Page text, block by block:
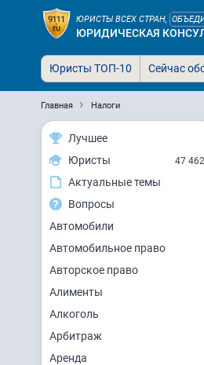
ЮРИСТЫ ВСЕХ СТРАН,
ЮРИДИЧЕСКАЯ
Юристы ТОП-10 Сейчас
Главная Налоги
Лучшее
Юристы
47 462
Актуальные темы
Вопросы
Автомобили
Автомобильное право
Авторское право
Алименты
Алкоголь
Арбитраж
Аренда